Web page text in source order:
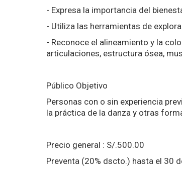
- Expresa la importancia del
- Utiliza las herramientas de
- Reconoce el alineamiento y la
articulaciones, estructura ósea,
Público Objetivo
Personas con o sin experiencia
la práctica de la danza y otras
Precio general : S/.500.00
Preventa (20% dscto.) hasta el 30